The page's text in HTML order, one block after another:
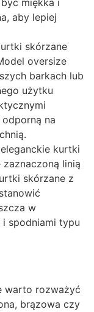
miękka i
aby lepiej
skórzane
oversize
barkach lub
użytku
na
kurtki
linią
skórzane z
w
i spodniami typu
warto rozważyć
brązowa czy